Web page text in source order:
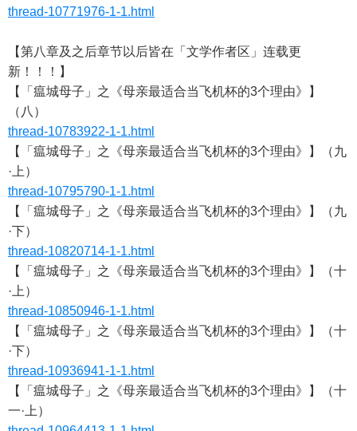
thread-10771976-1-1.html
【第八章及之后章节以后皆在「文学作者区」连载更
新！！！】
【「瘟城母子」之《母亲最适合当飞机杯的3个理由》】
（八）
thread-10783922-1-1.html
【「瘟城母子」之《母亲最适合当飞机杯的3个理由》】（九
·上）
thread-10795790-1-1.html
【「瘟城母子」之《母亲最适合当飞机杯的3个理由》】（九
·下）
thread-10820714-1-1.html
【「瘟城母子」之《母亲最适合当飞机杯的3个理由》】（十
·上）
thread-10850946-1-1.html
【「瘟城母子」之《母亲最适合当飞机杯的3个理由》】（十
·下）
thread-10936941-1-1.html
【「瘟城母子」之《母亲最适合当飞机杯的3个理由》】（十
一·上）